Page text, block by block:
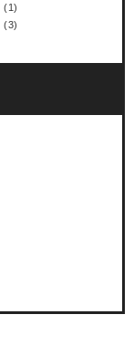
(1)
(3)